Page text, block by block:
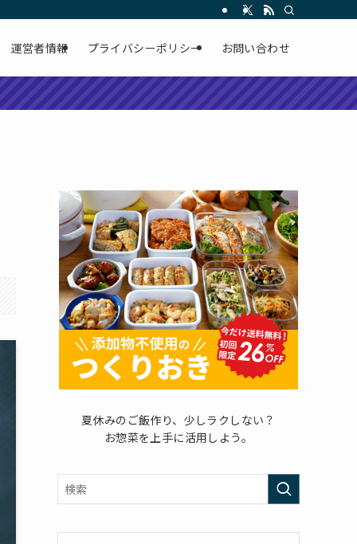
運営者情報 プライバシーポリシー お問い合わせ
夏休みのご飯作り、少しラクしない？
お惣菜を上手に活用しよう。